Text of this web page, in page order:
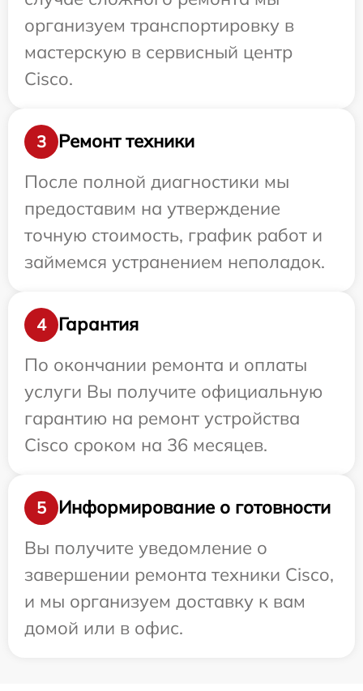
организуем транспортировку в
мастерскую в сервисный центр
Cisco.
3
Ремонт техники
После полной диагностики мы
предоставим на утверждение
точную стоимость, график работ и
займемся устранением неполадок.
4
Гарантия
По окончании ремонта и оплаты
услуги Вы получите официальную
гарантию на ремонт устройства
Cisco сроком на 36 месяцев.
5
Информирование о готовности
Вы получите уведомление о
завершении ремонта техники Cisco,
и мы организуем доставку к вам
домой или в офис.